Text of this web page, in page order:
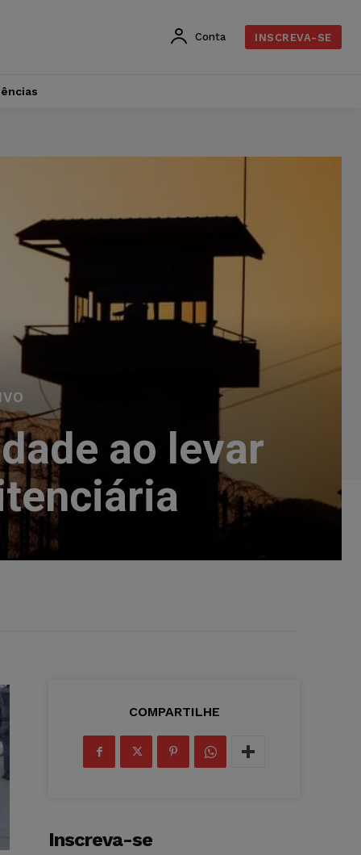
Conta INSCREVA-SE
ao levar
COMPARTILHE
Inscreva-se